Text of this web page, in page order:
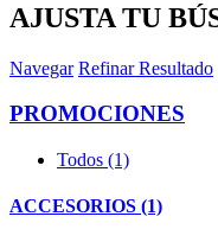
AJUSTA TU
Navegar Refinar Resultado
PROMOCIONES
Todos (1)
ACCESORIOS (1)